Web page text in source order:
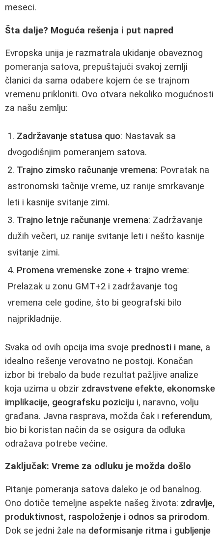
meseci.
Šta dalje? Moguća rešenja i put napred
Evropska unija je razmatrala ukidanje obaveznog
pomeranja satova, prepuštajući svakoj zemlji
članici da sama odabere kojem će se trajnom
vremenu prikloniti. Ovo otvara nekoliko mogućnosti
za našu zemlju:
Zadržavanje statusa quo: Nastavak sa
dvogodišnjim pomeranjem satova.
Trajno zimsko računanje vremena: Povratak na
astronomski tačnije vreme, uz ranije smrkavanje
leti i kasnije svitanje zimi.
Trajno letnje računanje vremena: Zadržavanje
dužih večeri, uz ranije svitanje leti i nešto kasnije
svitanje zimi.
Promena vremenske zone + trajno vreme:
Prelazak u zonu GMT+2 i zadržavanje tog
vremena cele godine, što bi geografski bilo
najprikladnije.
Svaka od ovih opcija ima svoje prednosti i mane, a
idealno rešenje verovatno ne postoji. Konačan
izbor bi trebalo da bude rezultat pažljive analize
koja uzima u obzir zdravstvene efekte, ekonomske
implikacije, geografsku poziciju i, naravno, volju
građana. Javna rasprava, možda čak i referendum,
bio bi koristan način da se osigura da odluka
odražava potrebe većine.
Zaključak: Vreme za odluku je možda došlo
Pitanje pomeranja satova daleko je od banalnog.
Ono dotiče temeljne aspekte našeg života: zdravlje,
produktivnost, raspoloženje i odnos sa prirodom.
Dok se jedni žale na deformisanje ritma i gubljenje